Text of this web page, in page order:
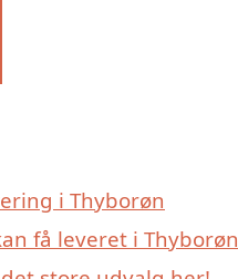
i Thyborøn
få leveret i Thyborøn